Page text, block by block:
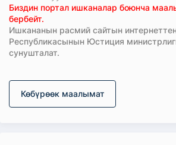
Биздин портал ишканалар боюнча
бербейт.
Ишкананын расмий сайтын
Республикасынын Юстиция
сунушталат.
Көбүрөөк маалымат